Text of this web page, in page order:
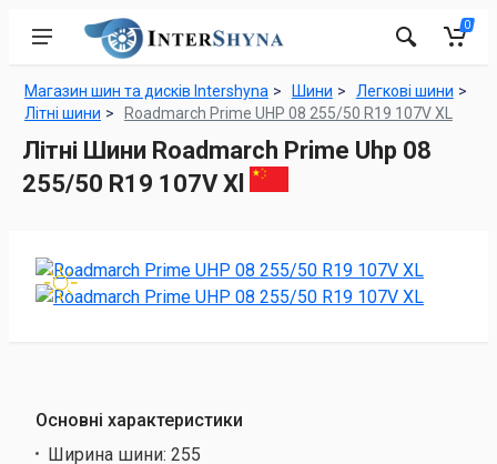
0
Магазин шин та дисків Intershyna Шини
Легкові шини
Літні шини
Roadmarch Prime UHP 08 255/50 R19 107V XL
Літні Шини Roadmarch Prime Uhp 08
255/50 R19 107V Xl
Основні характеристики
Ширина шини: 255